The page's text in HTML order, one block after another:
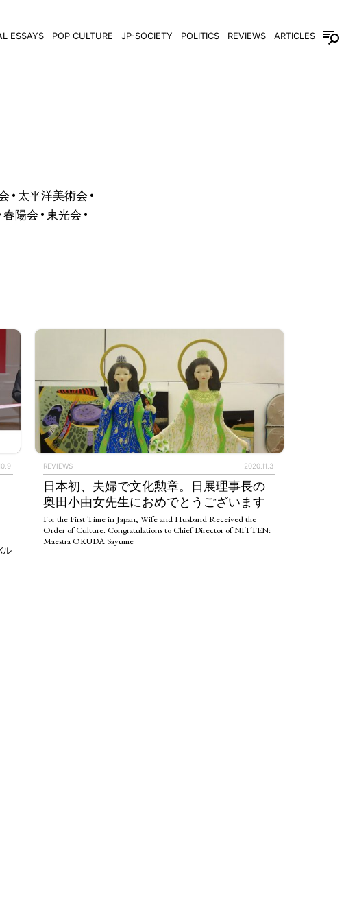
ESSAYS POP CULTURE JP-SOCIETY POLITICS REVIEWS ARTICLES
• 太平洋美術会 •
陽会 • 東光会 •
ル
REVIEWS 2020.11.3
日本初、夫婦で文化勲章。日展理事長の
奥田小由女先生におめでとうございます
For the First Time in Japan, Wife and Husband Received the
Order of Culture. Congratulations to Chief Director of NITTEN:
Maestra OKUDA Sayume